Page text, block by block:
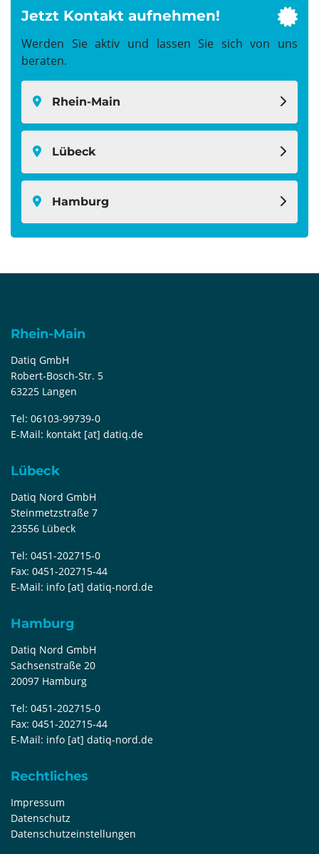
Jetzt Kontakt aufnehmen!
fas
Werden Sie aktiv und lassen Sie sich von uns
beraten.
Rhein-Main
Lübeck
Hamburg
Rhein-Main
Datiq GmbH
Robert-Bosch-Str. 5
63225 Langen
Tel: 06103-99739-0
E-Mail: kontakt [at] datiq.de
Lübeck
Datiq Nord GmbH
Steinmetzstraße 7
23556 Lübeck
Tel: 0451-202715-0
Fax: 0451-202715-44
E-Mail: info [at] datiq-nord.de
Hamburg
Datiq Nord GmbH
Sachsenstraße 20
20097 Hamburg
Tel: 0451-202715-0
Fax: 0451-202715-44
E-Mail: info [at] datiq-nord.de
Rechtliches
Impressum
Datenschutz
Datenschutzeinstellungen